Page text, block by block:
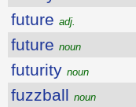
future adj.
future noun
futurity noun
fuzzball noun